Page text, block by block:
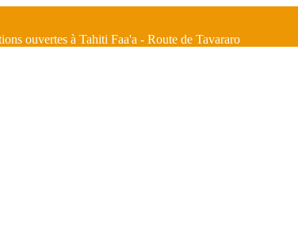
ouvertes à Tahiti Faa'a - Route de Tavararo